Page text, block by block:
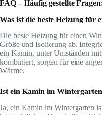
FAQ – Häufig gestellte Fragen:
Was ist die beste Heizung für
Die beste Heizung für einen
Größe und Isolierung ab.
ein Kamin, unter Umständen
kombiniert, sorgen für eine
Wärme.
Ist ein Kamin im
Ja, ein Kamin im Wintergarten